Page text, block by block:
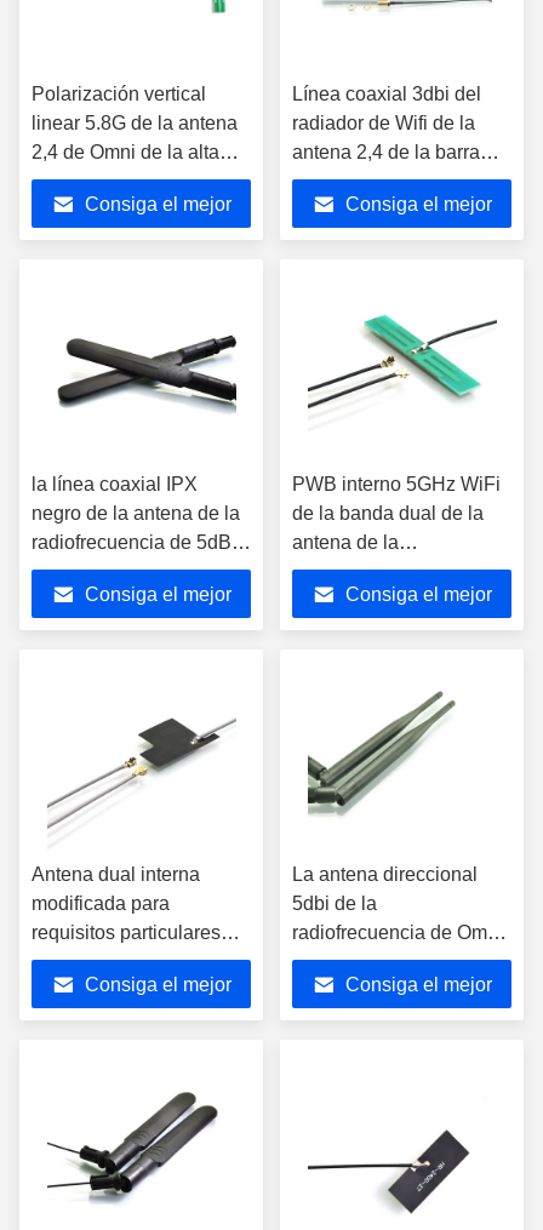
Polarización vertical
linear 5.8G de la antena
2,4 de Omni de la alta
ganancia del PWB para
los dispositivos de IOT
Consiga el mejor
Línea coaxial 3dbi del
radiador de Wifi de la
antena 2,4 de la barra
dual externa DE COBRE
AMARILLO de la banda
5.8G
Consiga el mejor
la línea coaxial IPX
negro de la antena de la
radiofrecuencia de 5dBi
5.8G de 55m m va a al
router Consiga el mejor
PWB interno 5GHz WiFi
de la banda dual de la
antena de la
radiofrecuencia del
remiendo de la gama
larga
Consiga el mejor
Antena dual interna
modificada para
requisitos particulares
WiFi de la banda de FPC
2,4 5.8G con el conector
de IPEX
Consiga el mejor
La antena direccional
5dbi de la
radiofrecuencia de Omni
gana la barra de goma
SMA de WiFi plegable
Consiga el mejor